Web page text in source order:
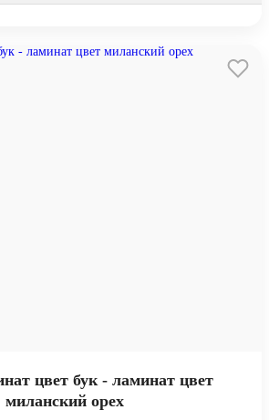
цвет бук - ламинат цвет
миланский орех